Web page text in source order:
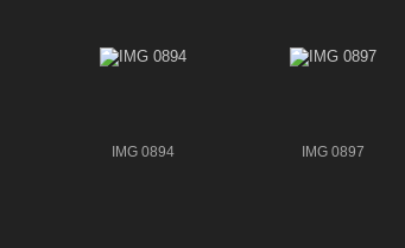
IMG 0894 IMG 0897